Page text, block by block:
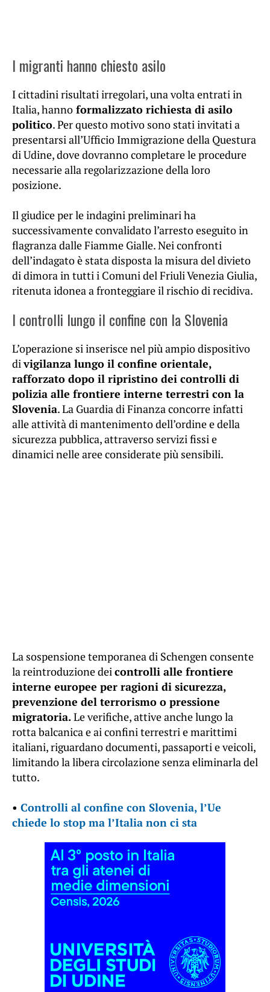
I migranti hanno chiesto asilo
I cittadini risultati irregolari, una volta entrati in
Italia, hanno formalizzato richiesta di asilo
politico. Per questo motivo sono stati invitati a
presentarsi all’Ufficio Immigrazione della Questura
di Udine, dove dovranno completare le procedure
necessarie alla regolarizzazione della loro
posizione.
Il giudice per le indagini preliminari ha
successivamente convalidato l’arresto eseguito in
flagranza dalle Fiamme Gialle. Nei confronti
dell’indagato è stata disposta la misura del divieto
di dimora in tutti i Comuni del Friuli Venezia Giulia,
ritenuta idonea a fronteggiare il rischio di recidiva.
I controlli lungo il confine con la Slovenia
L’operazione si inserisce nel più ampio dispositivo
divigilanza lungo il confine orientale,
rafforzato dopo il ripristino dei controlli di
polizia alle frontiere interne terrestri con la
Slovenia. La Guardia di Finanza concorre infatti
alle attività di mantenimento dell’ordine e della
sicurezza pubblica, attraverso servizi fissi e
dinamici nelle aree considerate più sensibili.
La sospensione temporanea di Schengen consente
la reintroduzione dei controlli alle frontiere
interne europee per ragioni di sicurezza,
prevenzione del terrorismo o pressione
migratoria.Le verifiche, attive anche lungo la
rotta balcanica e ai confini terrestri e marittimi
italiani, riguardano documenti, passaporti e veicoli,
limitando la libera circolazione senza eliminarla del
tutto.
• Controlli al confine con Slovenia, l’Ue
chiede lo stop ma l’Italia non ci sta